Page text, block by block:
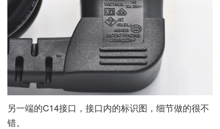
另一端的C14接口，接口内的标识图，细节做的很不
错。